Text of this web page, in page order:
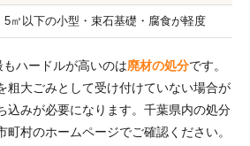
5㎡以下の小型・束石基礎・腐食が軽度
ハードルが高いのは廃材の処分です。
粗大ごみとして受け付けていない場合が
込みが必要になります。千葉県内の処分
村のホームページでご確認ください。